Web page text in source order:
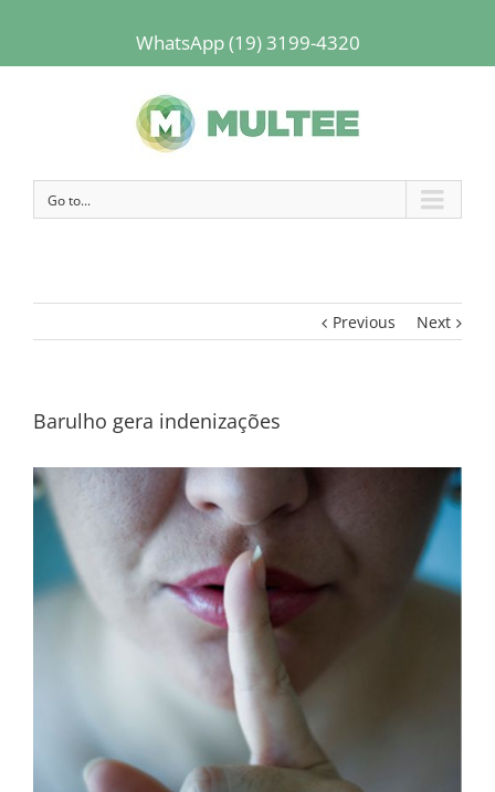
WhatsApp (19) 3199-4320
Go to...
Previous Next
Barulho gera indenizações